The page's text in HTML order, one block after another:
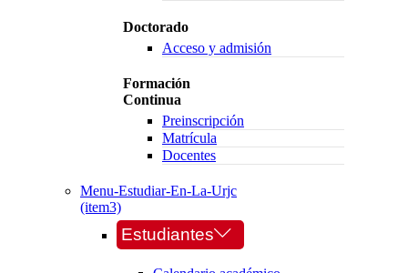
Doctorado
Acceso y admisión
Formación
Continua
Preinscripción
Matrícula
Docentes
Menu-Estudiar-En-La-Urjc
(item3)
Estudiantes